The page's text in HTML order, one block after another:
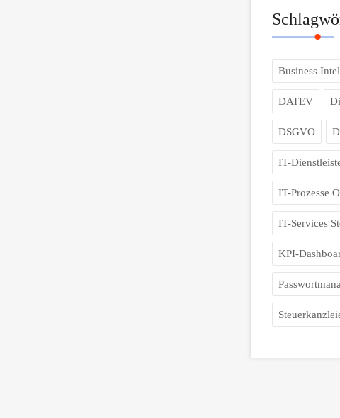
Business
DATEV
DSGVO
IT-
IT-Prozesse
IT-Services
KPI-